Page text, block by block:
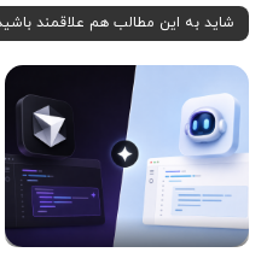
شاید به این مطالب هم علاقمند